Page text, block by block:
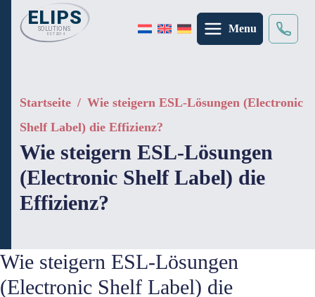
Menu
Startseite / Wie steigern ESL-Lösungen (Electronic
Shelf Label) die Effizienz?
Wie steigern ESL-Lösungen
(Electronic Shelf Label) die
Effizienz?
Wie steigern ESL-Lösungen
(Electronic Shelf Label) die